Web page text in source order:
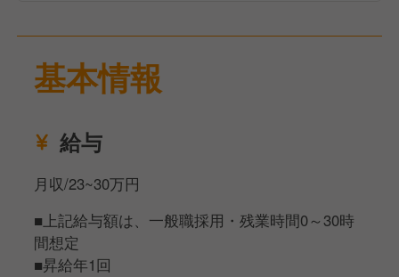
基本情報
給与
月収/23~30万円
■上記給与額は、一般職採用・残業時間0～30時
間想定
■昇給年1回